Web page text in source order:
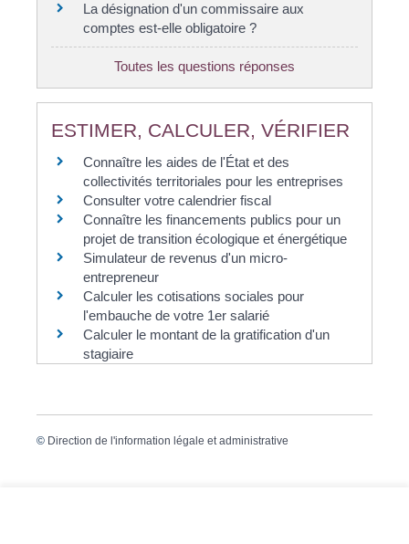
La désignation d'un commissaire aux
comptes est-elle obligatoire ?
Toutes les questions réponses
ESTIMER, CALCULER, VÉRIFIER
Connaître les aides de l'État et des
collectivités territoriales pour les entreprises
Consulter votre calendrier fiscal
Connaître les financements publics pour un
projet de transition écologique et énergétique
Simulateur de revenus d'un micro-
entrepreneur
Calculer les cotisations sociales pour
l'embauche de votre 1er salarié
Calculer le montant de la gratification d'un
stagiaire
© Direction de l'information légale et administrative